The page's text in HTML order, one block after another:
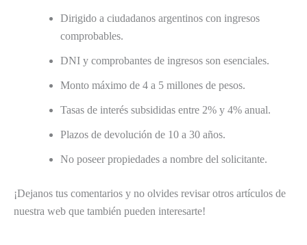
Dirigido a ciudadanos argentinos con ingresos
comprobables.
DNI y comprobantes de ingresos son esenciales.
Monto máximo de 4 a 5 millones de pesos.
Tasas de interés subsididas entre 2% y 4% anual.
Plazos de devolución de 10 a 30 años.
No poseer propiedades a nombre del solicitante.
¡Dejanos tus comentarios y no olvides revisar otros artículos de
nuestra web que también pueden interesarte!